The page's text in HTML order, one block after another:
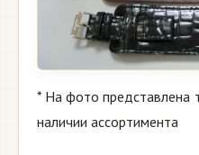
* На фото представлена
наличии ассортимента